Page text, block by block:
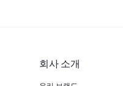
회사 소개